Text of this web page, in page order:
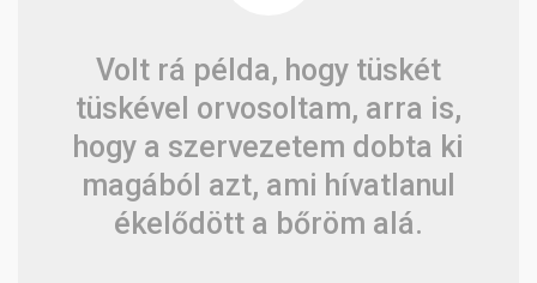
Volt rá példa, hogy tüskét
tüskével orvosoltam, arra is,
hogy a szervezetem dobta ki
magából azt, ami hívatlanul
ékelődött a bőröm alá.